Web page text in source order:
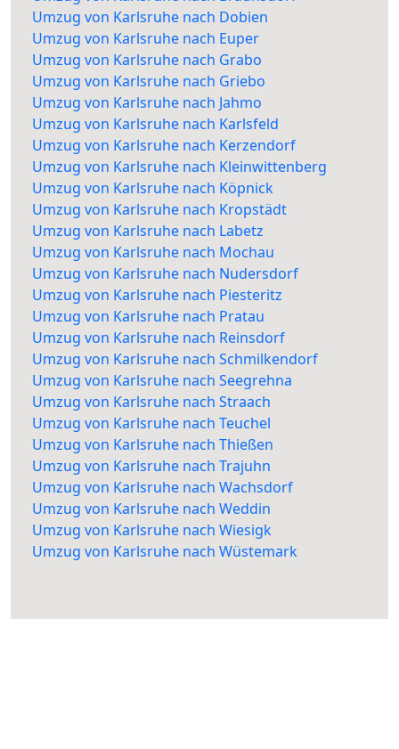
Umzug von Karlsruhe nach Dobien
Umzug von Karlsruhe nach Euper
Umzug von Karlsruhe nach Grabo
Umzug von Karlsruhe nach Griebo
Umzug von Karlsruhe nach Jahmo
Umzug von Karlsruhe nach Karlsfeld
Umzug von Karlsruhe nach Kerzendorf
Umzug von Karlsruhe nach Kleinwittenberg
Umzug von Karlsruhe nach Köpnick
Umzug von Karlsruhe nach Kropstädt
Umzug von Karlsruhe nach Labetz
Umzug von Karlsruhe nach Mochau
Umzug von Karlsruhe nach Nudersdorf
Umzug von Karlsruhe nach Piesteritz
Umzug von Karlsruhe nach Pratau
Umzug von Karlsruhe nach Reinsdorf
Umzug von Karlsruhe nach Schmilkendorf
Umzug von Karlsruhe nach Seegrehna
Umzug von Karlsruhe nach Straach
Umzug von Karlsruhe nach Teuchel
Umzug von Karlsruhe nach Thießen
Umzug von Karlsruhe nach Trajuhn
Umzug von Karlsruhe nach Wachsdorf
Umzug von Karlsruhe nach Weddin
Umzug von Karlsruhe nach Wiesigk
Umzug von Karlsruhe nach Wüstemark